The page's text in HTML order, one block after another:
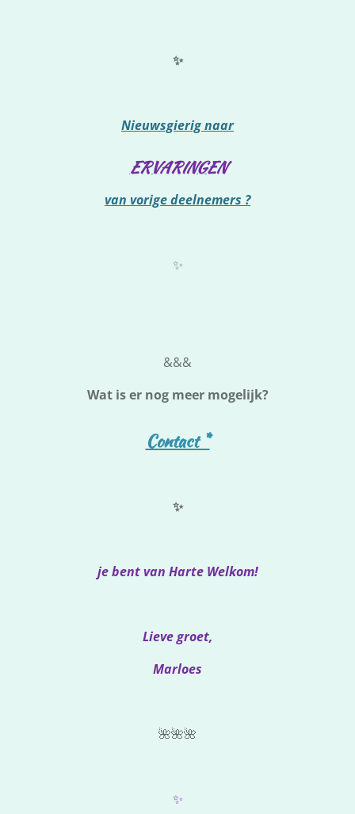
✨
Nieuwsgierig naar
ERVARINGEN
van vorige deelnemers ?
✨
&&&
Wat is er nog meer mogelijk?
Contact *
✨
je bent van Harte Welkom!
Lieve groet,
Marloes
🌺🌺🌺
✨